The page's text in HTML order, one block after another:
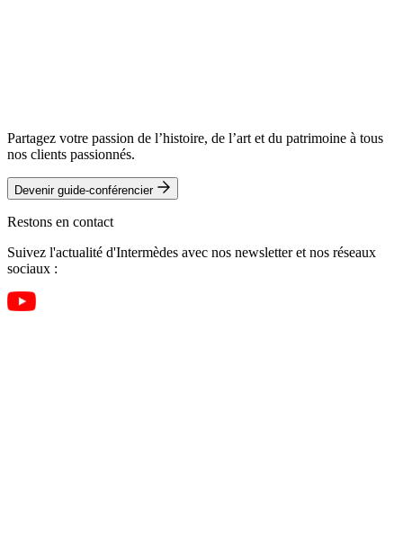
Partagez votre passion de l’histoire, de l’art et du patrimoine à tous
nos clients passionnés.
Devenir guide-conférencier
Restons en contact
Suivez l'actualité d'Intermèdes avec nos newsletter et nos réseaux
sociaux :